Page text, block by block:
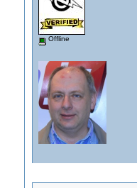
Offline